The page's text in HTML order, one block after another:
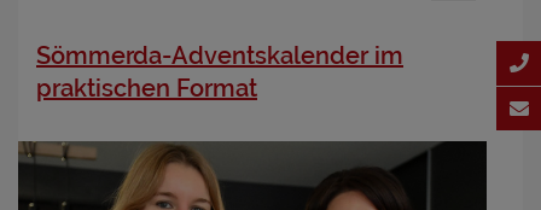
Sömmerda-Adventskalender im
praktischen Format